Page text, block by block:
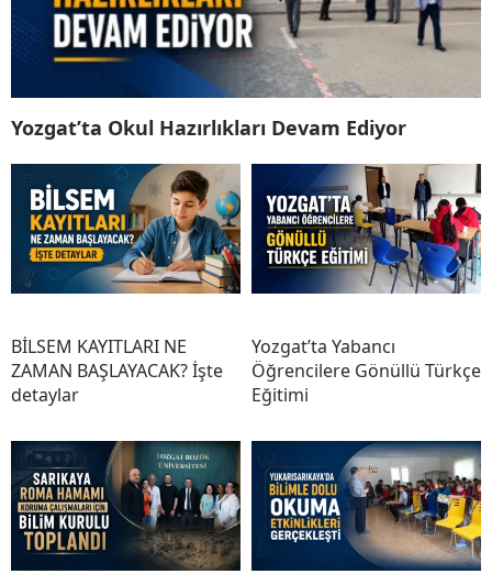
Yozgat’ta Okul Hazırlıkları Devam Ediyor
BİLSEM KAYITLARI NE
ZAMAN BAŞLAYACAK? İşte
detaylar
Yozgat’ta Yabancı
Öğrencilere Gönüllü Türkçe
Eğitimi